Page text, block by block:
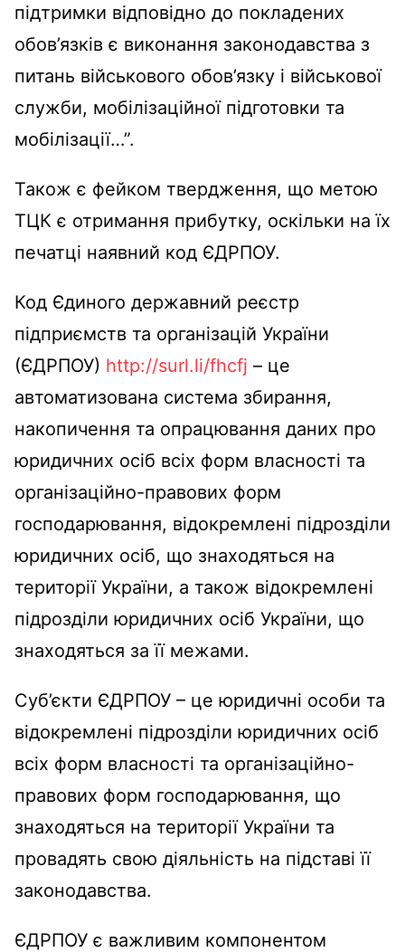
підтримки відповідно до покладених
обов’язків є виконання законодавства з
питань військового обов’язку і військової
служби, мобілізаційної підготовки та
мобілізації…”.
Також є фейком твердження, що метою
ТЦК є отримання прибутку, оскільки на їх
печатці наявний код ЄДРПОУ.
Код Єдиного державний реєстр
підприємств та організацій України
(ЄДРПОУ) http://surl.li/fhcfj – це
автоматизована система збирання,
накопичення та опрацювання даних про
юридичних осіб всіх форм власності та
організаційно-правових форм
господарювання, відокремлені підрозділи
юридичних осіб, що знаходяться на
території України, а також відокремлені
підрозділи юридичних осіб України, що
знаходяться за її межами.
Суб’єкти ЄДРПОУ – це юридичні особи та
відокремлені підрозділи юридичних осіб
всіх форм власності та організаційно-
правових форм господарювання, що
знаходяться на території України та
провадять свою діяльність на підставі її
законодавства.
ЄДРПОУ є важливим компонентом